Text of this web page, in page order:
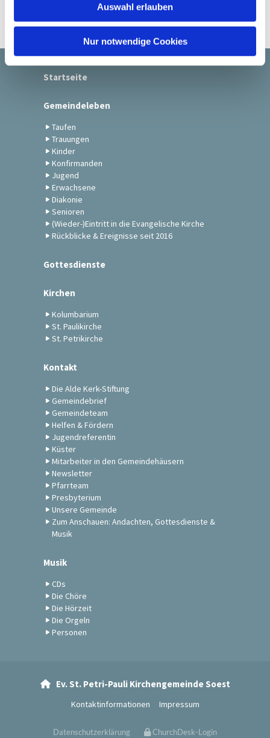
Auswahl erlauben
Nur notwendige Cookies
Startseite
Gemeindeleben
Taufen
Trauungen
Kinder
Konfirmanden
Jugend
Erwachsene
Diakonie
Senioren
(Wieder-)Eintritt in die Evangelische Kirche
Rückblicke & Ereignisse seit 2016
Gottesdienste
Kirchen
Kolumbarium
St. Paulikirche
St. Petrikirche
Kontakt
Die Alde Kerk-Stiftung
Gemeindebrief
Gemeindeteam
Helfen & Fördern
Jugendreferentin
Küster
Mitarbeiter in den Gemeindehäusern
Newsletter
Pfarrteam
Presbyterium
Unsere Gemeinde
Zum Anschauen: Andachten, Gottesdienste &
Musik
Musik
CDs
Die Chöre
Die Hörzeit
Die Orgeln
Personen
Ev. St. Petri-Pauli Kirchengemeinde Soest
Kontaktinformationen Impressum
Datenschutzerklärung ChurchDesk-Login